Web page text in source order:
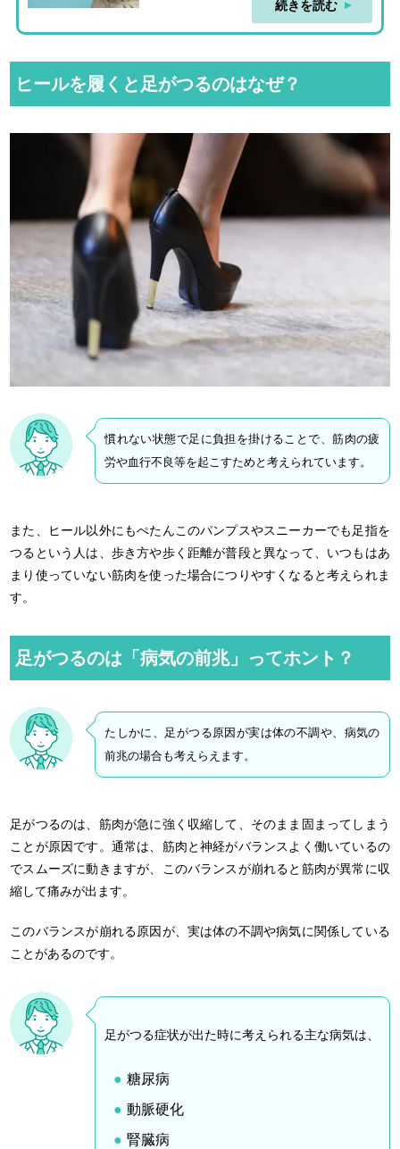
続きを読む
ヒールを履くと足がつるのはなぜ？
慣れない状態で足に負担を掛けることで、筋肉の疲
労や血行不良等を起こすためと考えられています。
また、ヒール以外にもぺたんこのパンプスやスニーカーでも足指を
つるという人は、歩き方や歩く距離が普段と異なって、いつもはあ
まり使っていない筋肉を使った場合につりやすくなると考えられま
す。
足がつるのは「病気の前兆」ってホント？
たしかに、足がつる原因が実は体の不調や、病気の
前兆の場合も考えらえます。
足がつるのは、筋肉が急に強く収縮して、そのまま固まってしまう
ことが原因です。通常は、筋肉と神経がバランスよく働いているの
でスムーズに動きますが、このバランスが崩れると筋肉が異常に収
縮して痛みが出ます。
このバランスが崩れる原因が、実は体の不調や病気に関係している
ことがあるのです。
足がつる症状が出た時に考えられる主な病気は、
糖尿病
動脈硬化
腎臓病